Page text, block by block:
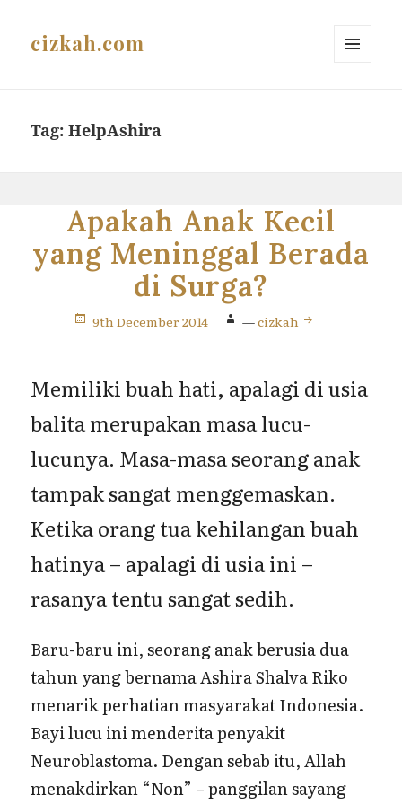
cizkah.com
Tag:HelpAshira
Apakah Anak Kecil
yang Meninggal Berada
di Surga?
9th December 2014 —cizkah
Memiliki buah hati, apalagi di usia
balita merupakan masa lucu-
lucunya. Masa-masa seorang anak
tampak sangat menggemaskan.
Ketika orang tua kehilangan buah
hatinya – apalagi di usia ini –
rasanya tentu sangat sedih.
Baru-baru ini, seorang anak berusia dua
tahun yang bernama Ashira Shalva Riko
menarik perhatian masyarakat Indonesia.
Bayi lucu ini menderita penyakit
Neuroblastoma. Dengan sebab itu, Allah
menakdirkan “Non” – panggilan sayang